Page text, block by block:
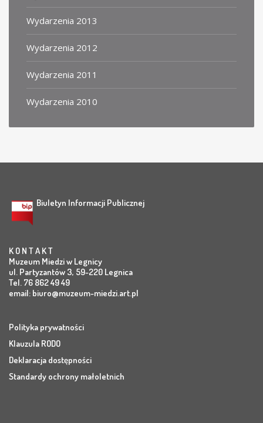
Wydarzenia 2013
Wydarzenia 2012
Wydarzenia 2011
Wydarzenia 2010
Biuletyn Informacji Publicznej
K O N T A K T
Muzeum Miedzi w Legnicy
ul. Partyzantów 3, 59-220 Legnica
Tel. 76 862 49 49
email: biuro@muzeum-miedzi.art.pl
Polityka prywatności
Klauzula RODO
Deklaracja dostępności
Standardy ochrony małoletnich